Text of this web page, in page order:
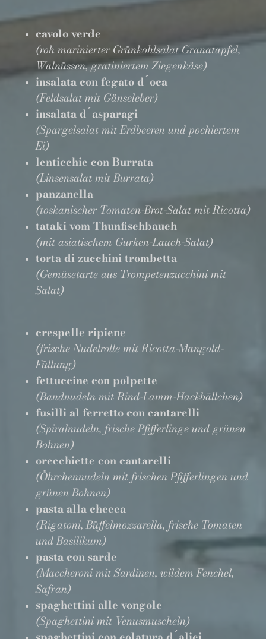
cavolo verde
(roh marinierter Grünkohlsalat Granatapfel,
Walnüssen, gratiniertem Ziegenkäse)
insalata con fegato d´oca
(Feldsalat mit Gänseleber)
insalata d´asparagi
(Spargelsalat mit Erdbeeren und pochiertem
Ei)
lenticchie con Burrata
(Linsensalat mit Burrata)
panzanella
(toskanischer Tomaten-Brot-Salat mit Ricotta)
tataki vom Thunfischbauch
(mit asiatischem Gurken-Lauch-Salat)
torta di zucchini trombetta
(Gemüsetarte aus Trompetenzucchini mit
Salat)
crespelle ripiene
(frische Nudelrolle mit Ricotta-Mangold-
Füllung)
fettuccine con polpette
(Bandnudeln mit Rind-Lamm-Hackbällchen)
fusilli al ferretto con cantarelli
(Spiralnudeln, frische Pfifferlinge und grünen
Bohnen)
orecchiette con cantarelli
(Öhrchennudeln mit frischen Pfifferlingen und
grünen Bohnen)
pasta alla checca
(Rigatoni, Büffelmozzarella, frische Tomaten
und Basilikum)
pasta con sarde
(Maccheroni mit Sardinen, wildem Fenchel,
Safran)
spaghettini alle vongole
(Spaghettini mit Venusmuscheln)